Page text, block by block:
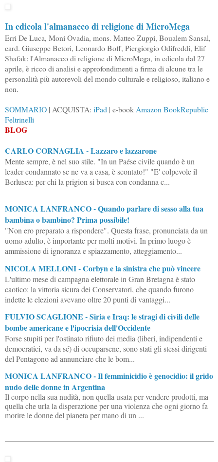
In edicola l'almanacco di religione di MicroMega
Erri De Luca, Moni Ovadia, mons. Matteo Zuppi, Boualem Sansal,
card. Giuseppe Betori, Leonardo Boff, Piergiorgio Odifreddi, Elif
Shafak: l'Almanacco di religione di MicroMega, in edicola dal 27
aprile, è ricco di analisi e approfondimenti a firma di alcune tra le
personalità più autorevoli del mondo culturale e religioso, italiano e
non.
SOMMARIO | ACQUISTA: iPad | e-book Amazon BookRepublic
Feltrinelli
BLOG
CARLO CORNAGLIA - Lazzaro e lazzarone
Mente sempre, è nel suo stile. "In un Paése civile quando è un
leader condannato se ne va a casa, è scontato!" "E' colpevole il
Berlusca: per chi la prigion si busca con condanna c...
MONICA LANFRANCO - Quando parlare di sesso alla tua
bambina o bambino? Prima possibile!
"Non ero preparato a rispondere". Questa frase, pronunciata da un
uomo adulto, è importante per molti motivi. In primo luogo è
ammissione di ignoranza e spiazzamento, atteggiamento...
NICOLA MELLONI - Corbyn e la sinistra che può vincere
L'ultimo mese di campagna elettorale in Gran Bretagna è stato
caotico: la vittoria sicura dei Conservatori, che quando furono
indette le elezioni avevano oltre 20 punti di vantaggi...
FULVIO SCAGLIONE - Siria e Iraq: le stragi di civili delle
bombe americane e l'ipocrisia dell'Occidente
Forse stupiti per l'ostinato rifiuto dei media (liberi, indipendenti e
democratici, va da sé) di occuparsene, sono stati gli stessi dirigenti
del Pentagono ad annunciare che le bom...
MONICA LANFRANCO - Il femminicidio è genocidio: il grido
nudo delle donne in Argentina
Il corpo nella sua nudità, non quella usata per vendere prodotti, ma
quella che urla la disperazione per una violenza che ogni giorno fa
morire le donne del pianeta per mano di un ...